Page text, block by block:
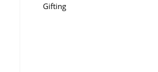
Gifting